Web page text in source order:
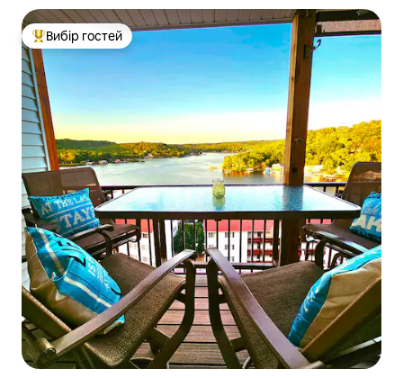
Топ вибір гостей
Вибір гостей